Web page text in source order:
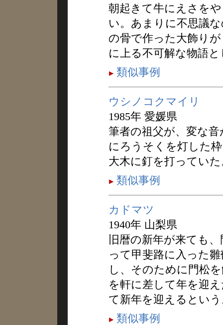
朝起きて牛にえさを
い。あまりに不思議
の骨で作った大飾り
に上る不可解な物語
類似事例
ウシノコクマイリ
1985年 愛媛県
筆者の祖父が、変な
にろうそくを灯した
大木に釘を打ってい
類似事例
カドマツ
1940年 山梨県
旧暦の新年が来ても
って甲斐路に入った
し、そのために門松
を軒に差して年を迎
て新年を迎えるとい
類似事例